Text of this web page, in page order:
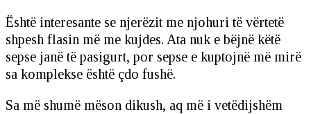
Është interesante se njerëzit me njohuri të vërtetë
shpesh flasin më me kujdes. Ata nuk e bëjnë këtë
sepse janë të pasigurt, por sepse e kuptojnë më mirë
sa komplekse është çdo fushë.
Sa më shumë mëson dikush, aq më i vetëdijshëm